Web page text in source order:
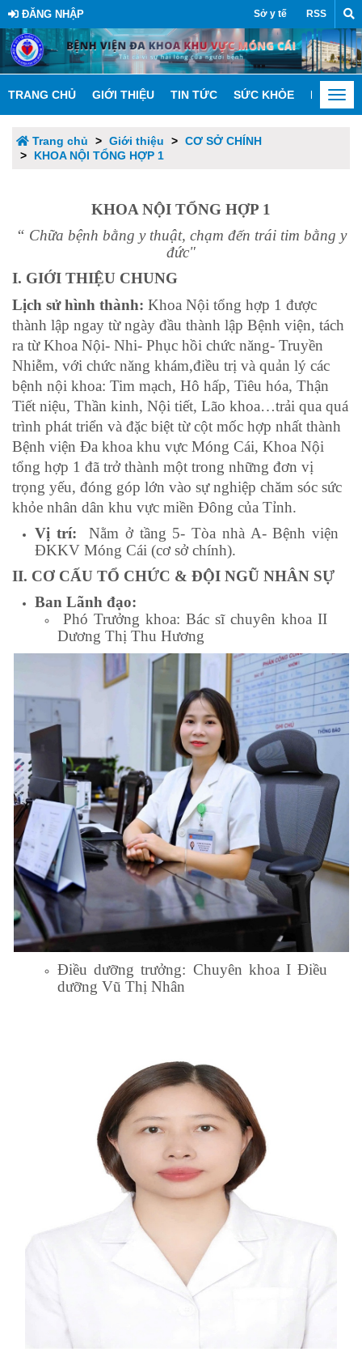
ĐĂNG NHẬP Sở y tế RSS
TRANG CHỦ GIỚI THIỆU TIN TỨC SỨC KHỎE DỊCH VỤ
Trang chủ Giới thiệu
CƠ SỞ CHÍNH
KHOA NỘI TỔNG HỢP 1
KHOA NỘI TỔNG HỢP 1
“ Chữa bệnh bằng y thuật, chạm đến trái tim bằng y
đức"
I. GIỚI THIỆU CHUNG
Lịch sử hình thành: Khoa Nội tổng hợp 1 được
thành lập ngay từ ngày đầu thành lập Bệnh viện, tách
ra từ Khoa Nội- Nhi- Phục hồi chức năng- Truyền
Nhiễm, với chức năng khám,điều trị và quản lý các
bệnh nội khoa: Tim mạch, Hô hấp, Tiêu hóa, Thận
Tiết niệu, Thần kinh, Nội tiết, Lão khoa…trải qua quá
trình phát triển và đặc biệt từ cột mốc hợp nhất thành
Bệnh viện Đa khoa khu vực Móng Cái, Khoa Nội
tổng hợp 1 đã trở thành một trong những đơn vị
trọng yếu, đóng góp lớn vào sự nghiệp chăm sóc sức
khỏe nhân dân khu vực miền Đông của Tỉnh.
Vị trí: Nằm ở tầng 5- Tòa nhà A- Bệnh viện
ĐKKV Móng Cái (cơ sở chính).
II. CƠ CẤU TỔ CHỨC & ĐỘI NGŨ NHÂN SỰ
Ban Lãnh đạo:
Phó Trưởng khoa: Bác sĩ chuyên khoa II
Dương Thị Thu Hương
Điều dưỡng trưởng: Chuyên khoa I Điều
dưỡng Vũ Thị Nhân